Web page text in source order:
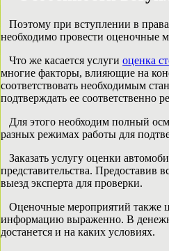
Поэтому при вступлении в
необходимо провести оценочные
Что же касается услуги оценка
многие факторы, влияющие на
соответствовать необходимым
подтверждать ее соответственно
Для этого необходим полный
разных режимах работы для
Заказать услугу оценки
представительства. Предоставив
выезд эксперта для проверки.
Оценочные мероприятий также
информацию выраженно. В
достанется и на каких условиях.